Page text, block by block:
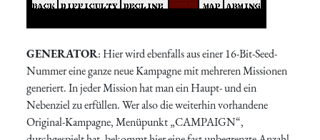
GENERATOR: Hier wird ebenfalls aus einer 16-Bit-Seed-
Nummer eine ganze neue Kampagne mit mehreren Missionen
generiert. In jeder Mission hat man ein Haupt- und ein
Nebenziel zu erfüllen. Wer also die weiterhin vorhandene
Original-Kampagne, Menüpunkt „CAMPAIGN“,